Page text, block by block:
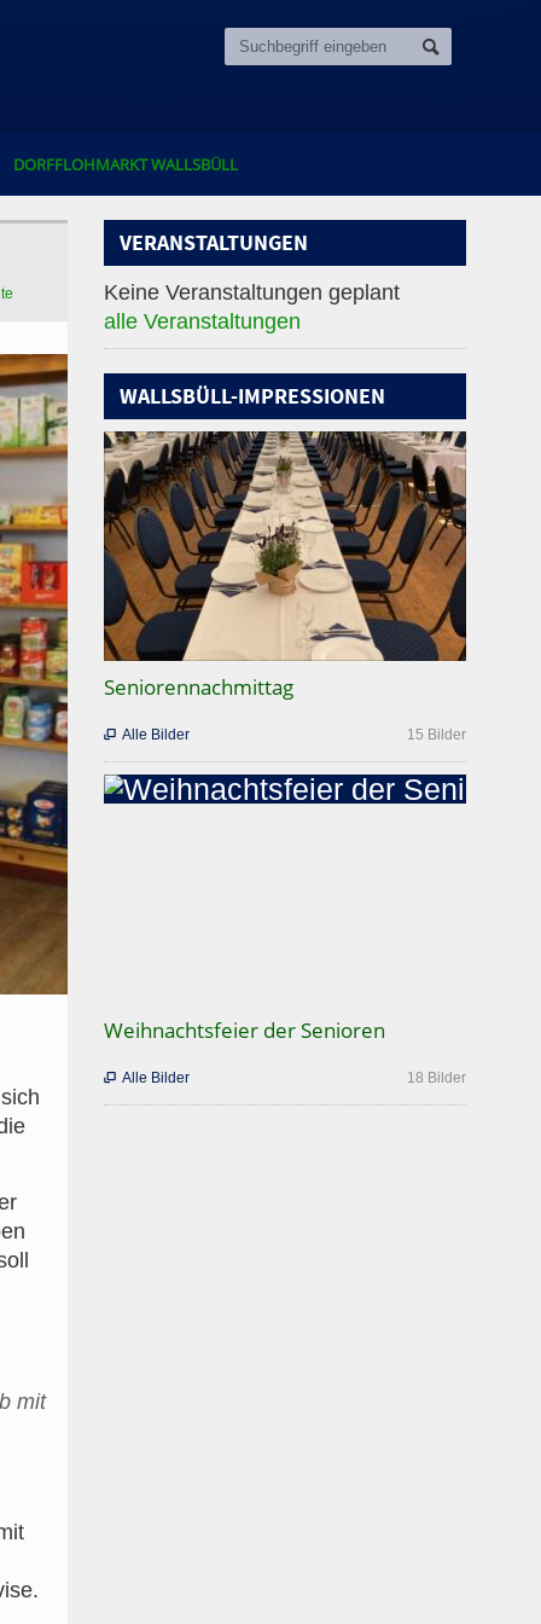
DORFFLOHMARKT WALLSBÜLL
mit
VERANSTALTUNGEN
Keine Veranstaltungen geplant
alle Veranstaltungen
WALLSBÜLL-IMPRESSIONEN
Seniorennachmittag
15 Bilder
 Alle Bilder
Weihnachtsfeier der Senioren
18 Bilder
 Alle Bilder